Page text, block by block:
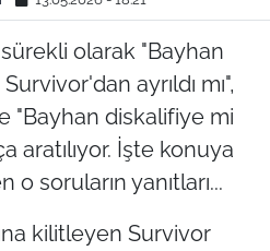
olarak "Bayhan
ayrıldı mı",
"Bayhan diskalifiye mi
aratılıyor. İşte konuya
soruların yanıtları...
kilitleyen Survivor